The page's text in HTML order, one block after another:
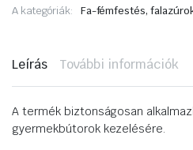
mennyiség
A kategóriák: Fa-fémfestés,
Leírás További információk
A termék biztonságosan
gyermekbútorok kezelésére.